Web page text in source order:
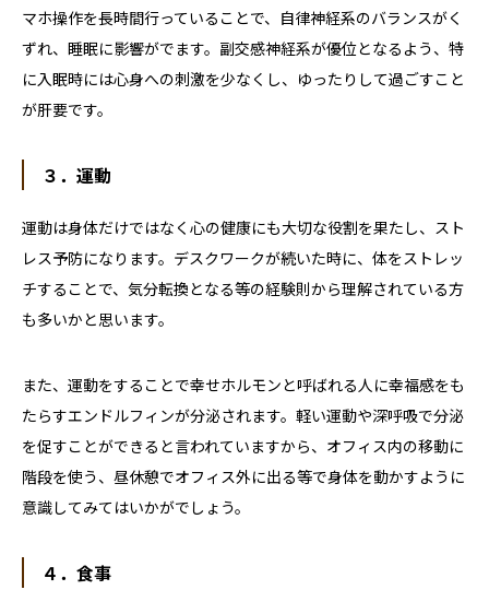
マホ操作を長時間行っていることで、自律神経系のバランスがく
ずれ、睡眠に影響がでます。副交感神経系が優位となるよう、特
に入眠時には心身への刺激を少なくし、ゆったりして過ごすこと
が肝要です。
３．運動
運動は身体だけではなく心の健康にも大切な役割を果たし、スト
レス予防になります。デスクワークが続いた時に、体をストレッ
チすることで、気分転換となる等の経験則から理解されている方
も多いかと思います。
また、運動をすることで幸せホルモンと呼ばれる人に幸福感をも
たらすエンドルフィンが分泌されます。軽い運動や深呼吸で分泌
を促すことができると言われていますから、オフィス内の移動に
階段を使う、昼休憩でオフィス外に出る等で身体を動かすように
意識してみてはいかがでしょう。
４．食事